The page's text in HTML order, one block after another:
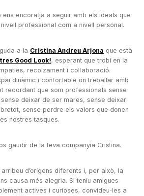
ens encoratja a seguir amb els ideals que
professional com a nivell personal.
a la Cristina Andreu Arjona que està
Good Look!, esperant que trobi en la
recolzament i col·laboració.
dinàmic i confortable on treballar amb
recordant que som professionals sense
deixar de ser mares, sense deixar
sense perdre els valors que donen
nostres tasques.
gaudir de la teva companyia Cristina.
d’orígens diferents i, per això, la
causa més alegria. Si teniu amigues
actives i curioses, convideu-les a